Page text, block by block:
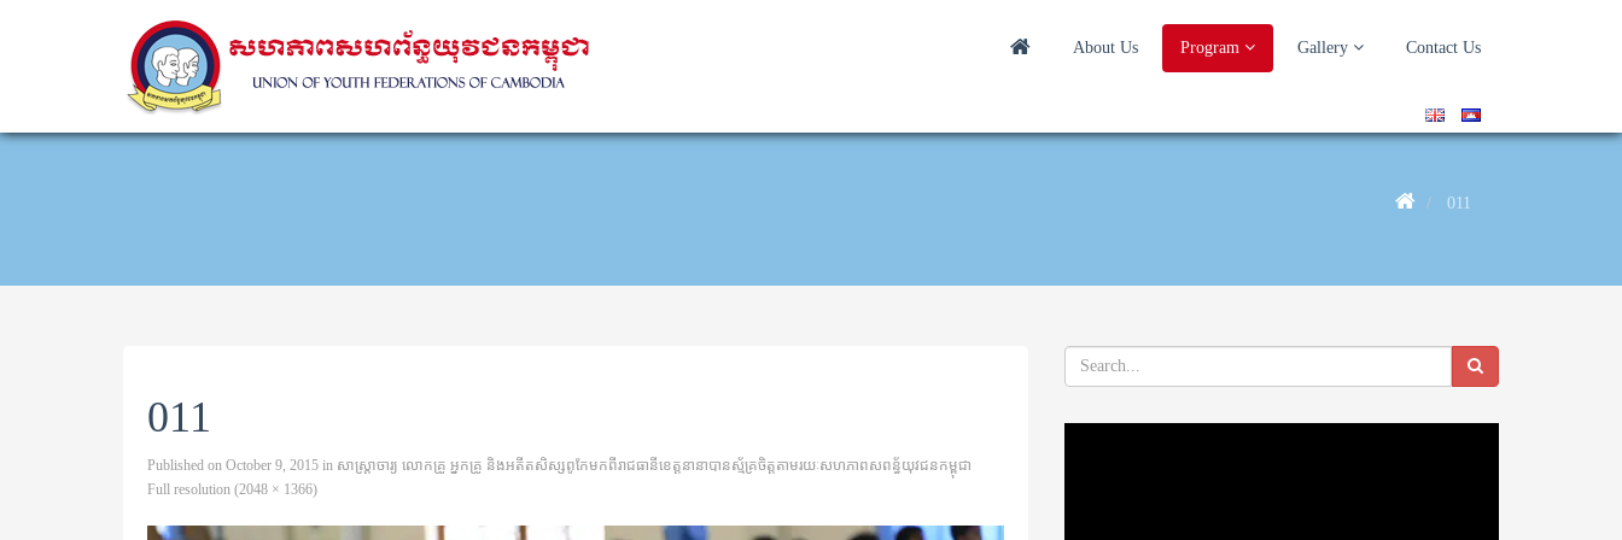
About Us Program Gallery Contact Us
011
011
Published on October 9, 2015 in សាស្ត្រាចារ្យ លោកគ្រូ អ្នកគ្រូ និងអតីតសិស្សពូកែមកពីរាជធានីខេត្តនានាបានស្ម័គ្រចិត្តតាមរយៈសហភាពសពន្ធ័យុវជនកម្ពុជា
Full resolution (2048 × 1366)